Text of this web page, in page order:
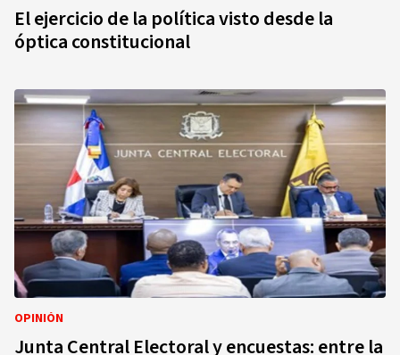
El ejercicio de la política visto desde la
óptica constitucional
OPINIÓN
Junta Central Electoral y encuestas: entre la